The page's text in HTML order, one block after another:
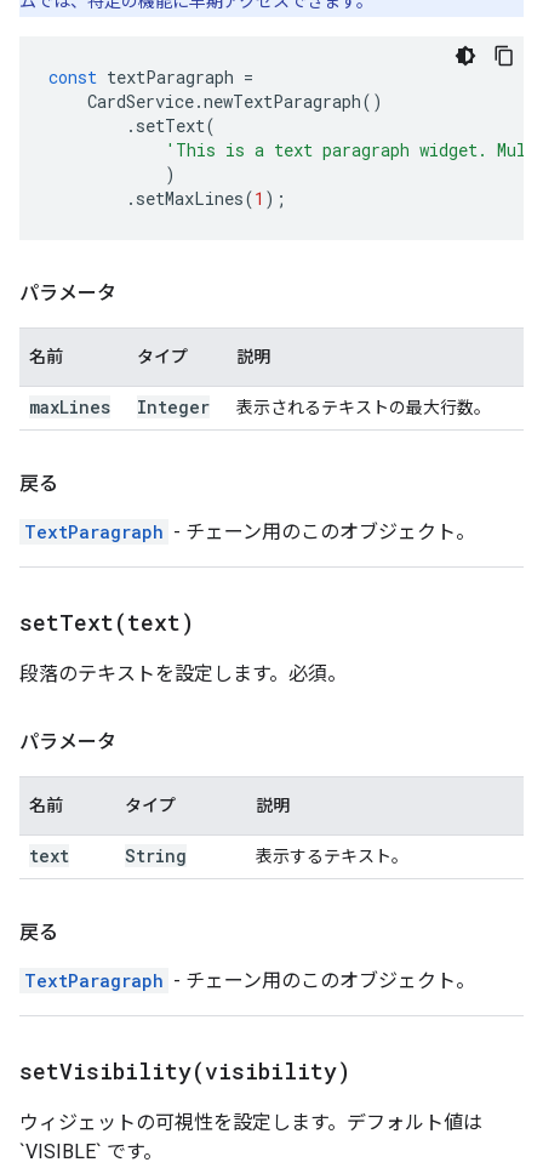
const textParagraph =
CardService.newTextParagraph()
. setText(
'This is a text paragraph widget.
)
. setMaxLines(1 );
パラメータ
名前 タイプ 説明
maxLines Integer 表示されるテキストの最大行数。
戻る
TextParagraph - チェーン用のこのオブジェクト。
setText(text)
段落のテキストを設定します。必須。
パラメータ
名前 タイプ 説明
text String 表示するテキスト。
戻る
TextParagraph - チェーン用のこのオブジェクト。
setVisibility(visibility)
ウィジェットの可視性を設定します。デフォルト値は
`VISIBLE` です。